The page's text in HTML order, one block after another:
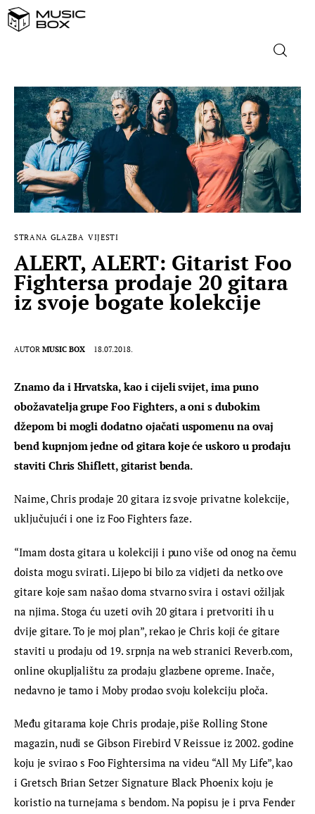
NASLOVNICA
DOMAĆA GLAZBA
STRANA GLAZBA
FILM
MUSIC BOX
STRANA GLAZBA VIJESTI
ALERT, ALERT: Gitarist Foo
Fightersa prodaje 20 gitara
iz svoje bogate kolekcije
AUTOR MUSIC BOX 18.07.2018.
Znamo da i Hrvatska, kao i cijeli svijet, ima puno
obožavatelja grupe Foo Fighters, a oni s dubokim
džepom bi mogli dodatno ojačati uspomenu na ovaj
bend kupnjom jedne od gitara koje će uskoro u prodaju
staviti Chris Shiflett, gitarist benda.
Naime, Chris prodaje 20 gitara iz svoje privatne kolekcije,
uključujući i one iz Foo Fighters faze.
“Imam dosta gitara u kolekciji i puno više od onog na čemu
doista mogu svirati. Lijepo bi bilo za vidjeti da netko ove
gitare koje sam našao doma stvarno svira i ostavi ožiljak
na njima. Stoga ću uzeti ovih 20 gitara i pretvoriti ih u
dvije gitare. To je moj plan”, rekao je Chris koji će gitare
staviti u prodaju od 19. srpnja na web stranici Reverb.com,
online okupljalištu za prodaju glazbene opreme. Inače,
nedavno je tamo i Moby prodao svoju kolekciju ploča.
Među gitarama koje Chris prodaje, piše Rolling Stone
magazin, nudi se Gibson Firebird V Reissue iz 2002. godine
koju je svirao s Foo Fightersima na videu “All My Life”, kao
i Gretsch Brian Setzer Signature Black Phoenix koju je
koristio na turnejama s bendom. Na popisu je i prva Fender